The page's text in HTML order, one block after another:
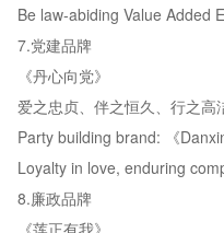
Be law-abiding Value Added
7.党建品牌
《丹心向党》
爱之忠贞、伴之恒久、行之高
Party building brand: 《Danxin
Loyalty in love, enduring
8.廉政品牌
《莲正有我》